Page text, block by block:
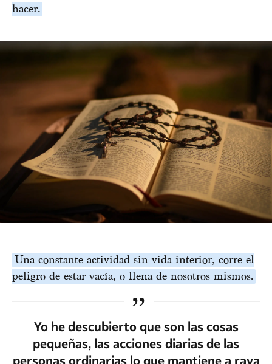
hacer.
Una constante actividad sin vida interior, corre el
peligro de estar vacía, o llena de nosotros mismos.
Yo he descubierto que son las cosas
pequeñas, las acciones diarias de las
personas ordinarias lo que mantiene a raya